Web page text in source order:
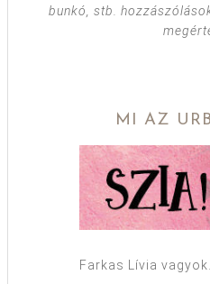
bunkó, stb.
MI AZ
Farkas Lívia vagyok.